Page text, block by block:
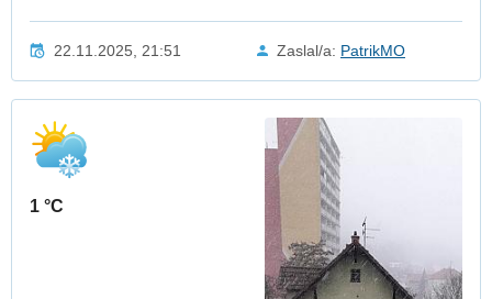
22.11.2025, 21:51 Zaslal/a: PatrikMO
1 °C